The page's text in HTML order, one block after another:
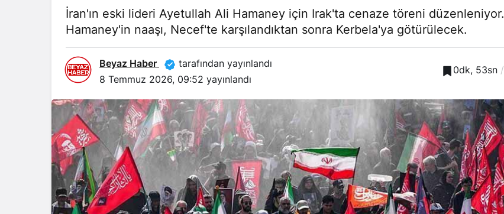
İran'ın eski lideri Ayetullah Ali Hamaney için Irak'ta cenaze töreni düzenleniyor.
Hamaney'in naaşı, Necef'te karşılandıktan sonra Kerbela'ya götürülecek.
Beyaz Haber
tarafından yayınlandı
8 Temmuz 2026, 09:52 yayınlandı
0dk, 53sn